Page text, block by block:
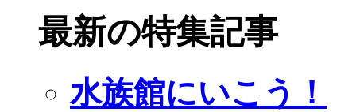
最新の特集記事
水族館にいこう！